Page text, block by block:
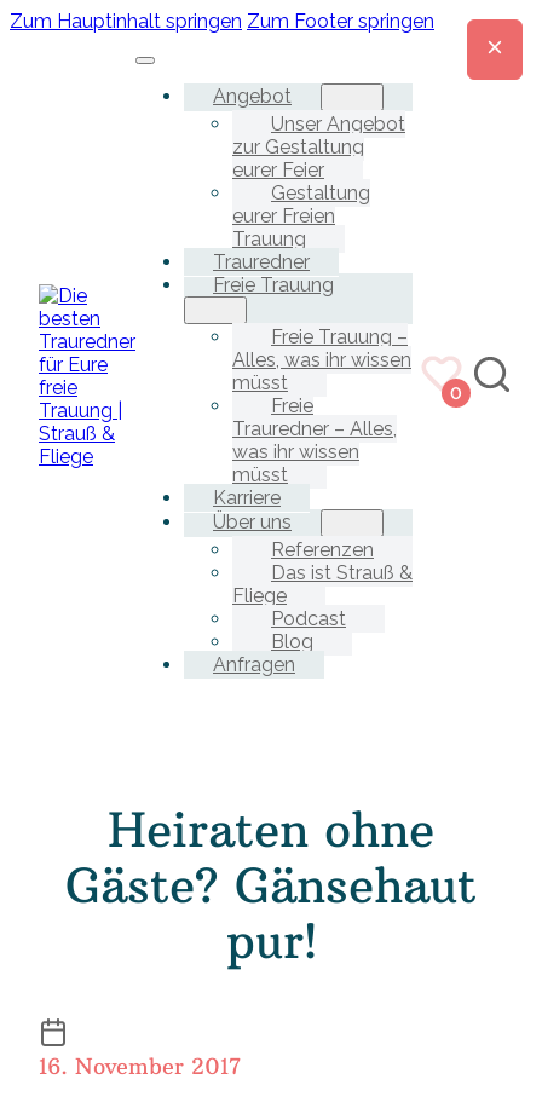
Zum Hauptinhalt springen Zum Footer springen
Angebot
Unser Angebot
zur Gestaltung
eurer Feier
Gestaltung
eurer Freien
Trauung
Trauredner
Freie Trauung
Freie Trauung –
Alles, was ihr wissen
müsst
Freie
Trauredner – Alles,
was ihr wissen
müsst
Karriere
Über uns
Referenzen
Das ist Strauß &
Fliege
Podcast
Blog
Anfragen
0
Heiraten ohne
Gäste? Gänsehaut
pur!
16. November 2017